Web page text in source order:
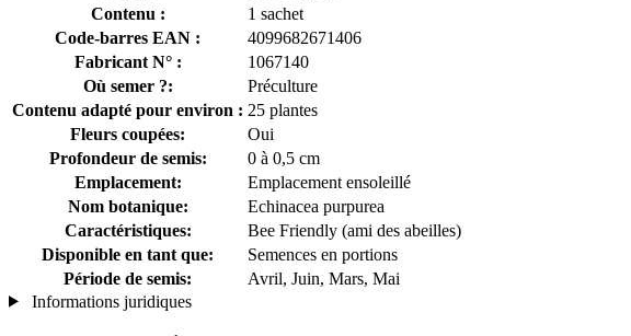
Contenu :
1 sachet
Code-barres EAN :
4099682671406
Fabricant N° :
1067140
Où semer ?:
Préculture
Contenu adapté pour environ : 25 plantes
Fleurs coupées:
Oui
Profondeur de semis:
0 à 0,5 cm
Emplacement:
Emplacement ensoleillé
Nom botanique:
Echinacea purpurea
Caractéristiques:
Bee Friendly (ami des abeilles)
Disponible en tant que:
Semences en portions
Période de semis:
Avril, Juin, Mars, Mai
Informations juridiques